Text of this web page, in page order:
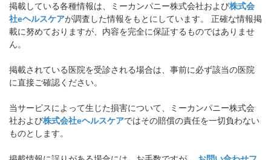
掲載している各種情報は、ミーカンパニー株式会社および株式会
社eヘルスケアが調査した情報をもとにしています。 正確な情報掲
載に努めておりますが、内容を完全に保証するものではありませ
ん。
掲載されている医院を受診される場合は、事前に必ず該当の医院
に直接ご確認ください。
当サービスによって生じた損害について、ミーカンパニー株式会
社および株式会社eヘルスケアではその賠償の責任を一切負わない
ものとします。